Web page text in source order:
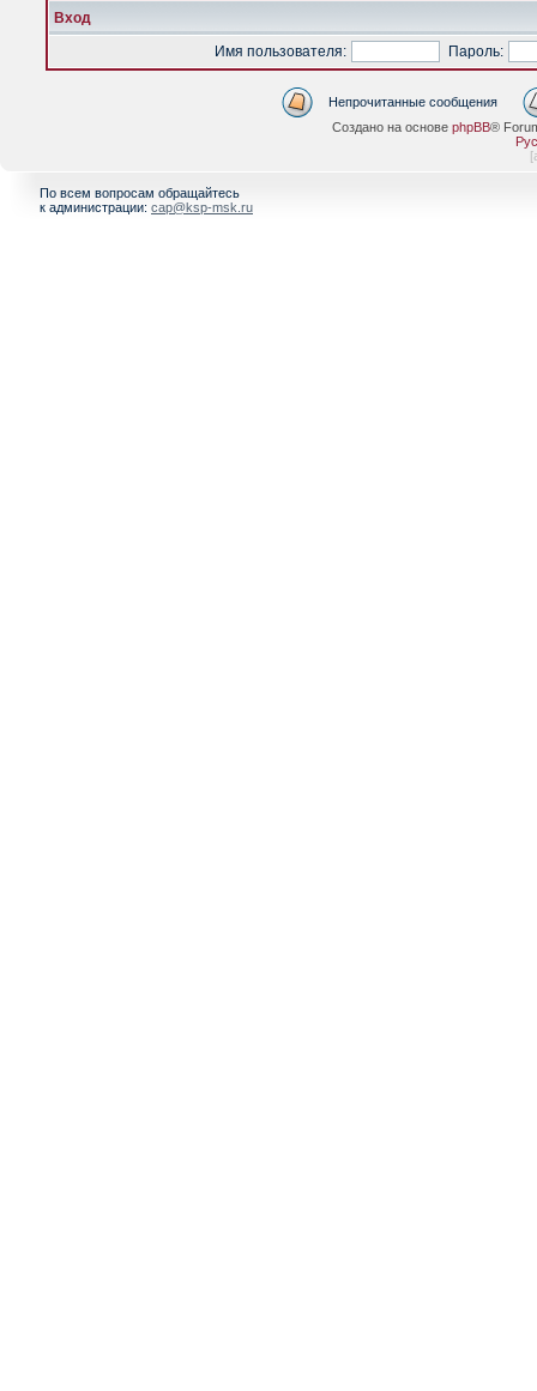
Вход
Имя пользователя:
Пароль:
Непрочитанные сообщения
Создано на основе phpBB®
[
По всем вопросам обращайтесь
к администрации: cap@ksp-msk.ru